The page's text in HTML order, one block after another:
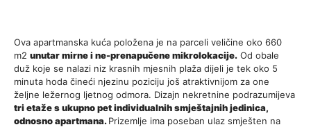
Ova apartmanska kuća položena je na parceli veličine oko 660
m2 unutar mirne i ne-prenapučene mikrolokacije. Od obale
duž koje se nalazi niz krasnih mjesnih plaža dijeli je tek oko 5
minuta hoda čineći njezinu poziciju još atraktivnijom za one
željne ležernog ljetnog odmora. Dizajn nekretnine podrazumijeva
tri etaže s ukupno pet individualnih smještajnih jedinica,
odnosno apartmana.Prizemlje ima poseban ulaz smješten na